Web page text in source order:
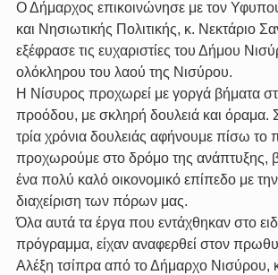
Ο Δήμαρχος επικοινώνησε με τον
και Νησιωτικής Πολιτικής, κ. Νεκτάριο
εξέφρασε τις ευχαριστίες του Δήμου
ολόκληρου του λαού της Νισύρου.
Η Νίσυρος προχωρεί με γοργά βήματα
προόδου, με σκληρή δουλειά και όραμα.
τρία χρόνια δουλειάς αφήνουμε πίσω το
προχωρούμε στο δρόμο της ανάπτυξης,
ένα πολύ καλό οικονομικό επίπεδο με
διαχείριση των πόρων μας.
Όλα αυτά τα έργα που εντάχθηκαν στο
πρόγραμμα, είχαν αναφερθεί στον
Αλέξη τσίπρα από το Δήμαρχο Νισύρου,